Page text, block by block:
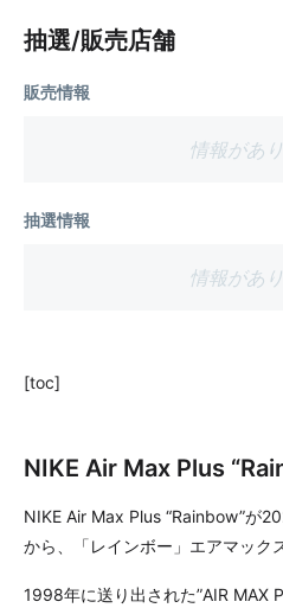
抽選/販売店舗
販売情報
情報があ
抽選情報
情報があ
[toc]
NIKE Air Max Plus
NIKE Air Max Plus “Rainbow”が
から、「レインボー」エアマック
1998年に送り出された”AIR MAX